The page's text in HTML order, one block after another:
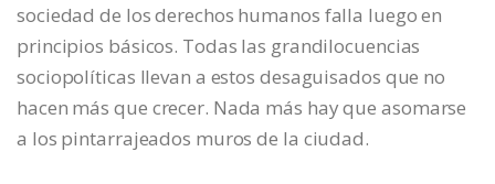
sociedad de los derechos humanos falla luego en
principios básicos. Todas las grandilocuencias
sociopolíticas llevan a estos desaguisados que no
hacen más que crecer. Nada más hay que asomarse
a los pintarrajeados muros de la ciudad.